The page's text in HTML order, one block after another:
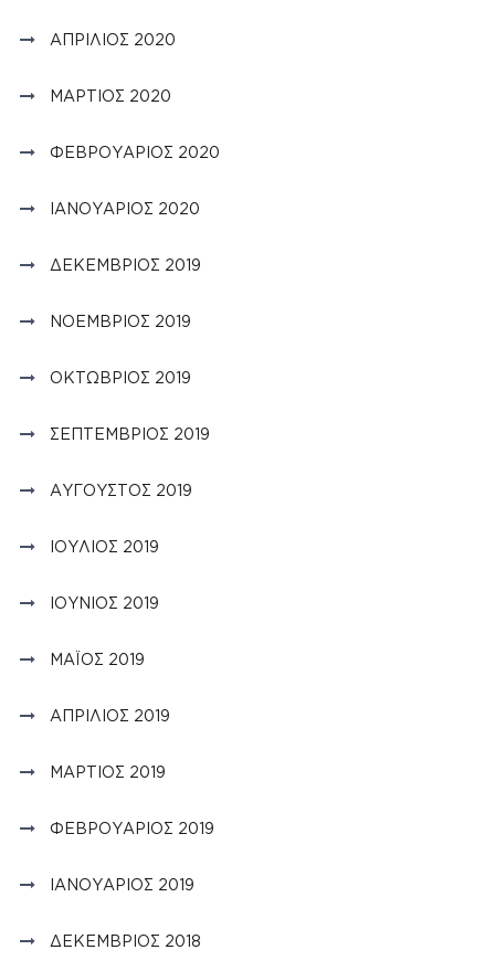
ΑΠΡΊΛΙΟΣ 2020
ΜΆΡΤΙΟΣ 2020
ΦΕΒΡΟΥΆΡΙΟΣ 2020
ΙΑΝΟΥΆΡΙΟΣ 2020
ΔΕΚΈΜΒΡΙΟΣ 2019
ΝΟΈΜΒΡΙΟΣ 2019
ΟΚΤΏΒΡΙΟΣ 2019
ΣΕΠΤΈΜΒΡΙΟΣ 2019
ΑΎΓΟΥΣΤΟΣ 2019
ΙΟΎΛΙΟΣ 2019
ΙΟΎΝΙΟΣ 2019
ΜΆΙΟΣ 2019
ΑΠΡΊΛΙΟΣ 2019
ΜΆΡΤΙΟΣ 2019
ΦΕΒΡΟΥΆΡΙΟΣ 2019
ΙΑΝΟΥΆΡΙΟΣ 2019
ΔΕΚΈΜΒΡΙΟΣ 2018